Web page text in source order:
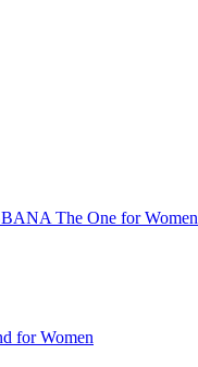
The One for Women
for Women